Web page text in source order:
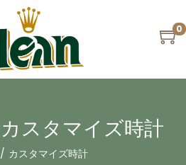
0
カスタマイズ時計
/ カスタマイズ時計